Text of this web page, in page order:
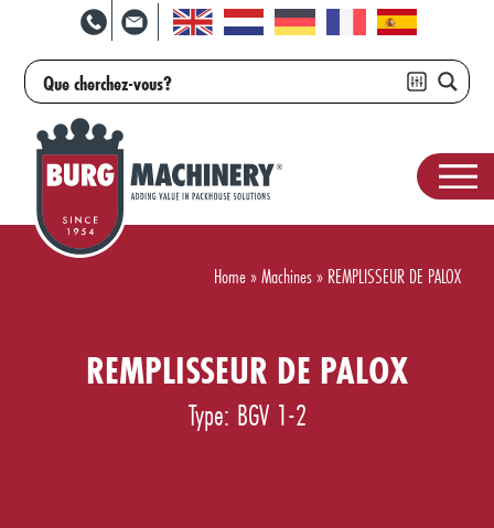
Home»Machines» REMPLISSEUR DE PALOX
REMPLISSEUR DE PALOX
Type: BGV 1-2